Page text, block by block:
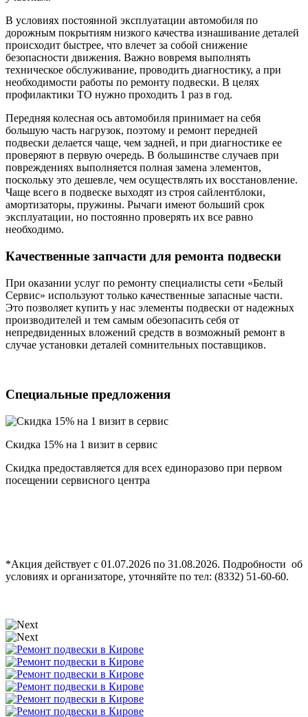
дорожным покрытиям низкого качества изнашивание деталей
происходит быстрее, что влечет за собой снижение
безопасности движения. Важно вовремя выполнять
техническое обслуживание, проводить диагностику, а при
необходимости работы по ремонту подвески. В целях
профилактики ТО нужно проходить 1 раз в год.
большую часть нагрузок, поэтому и ремонт передней
подвески делается чаще, чем задней, и при диагностике ее
проверяют в первую очередь. В большинстве случаев при
повреждениях выполняется полная замена элементов,
поскольку это дешевле, чем осуществлять их восстановление.
Чаще всего в подвеске выходят из строя сайлентблоки,
амортизаторы, пружины. Рычаги имеют больший срок
эксплуатации, но постоянно проверять их все равно
необходимо.
Сервис» используют только качественные запасные части.
Это позволяет купить у нас элементы подвески от надежных
производителей и тем самым обезопасить себя от
непредвиденных вложений средств в возможный ремонт в
случае установки деталей сомнительных поставщиков.
посещении сервисного центра
условиях и организаторе, уточняйте по тел: (8332) 51-60-60.